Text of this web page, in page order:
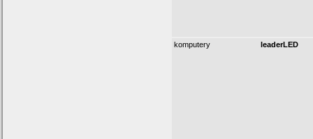
komputery leaderLED